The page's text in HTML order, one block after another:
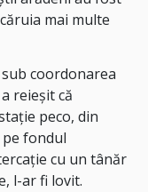
mai multe
coordonarea
reieșit că
peco, din
pe fondul
cu un tânăr
l-ar fi lovit.